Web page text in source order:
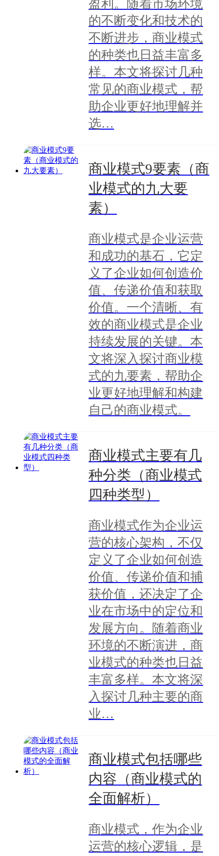
盈利。随着市场环境
的不断变化和技术的
不断进步，商业模式
的种类也日益丰富多
样。本文将探讨几种
常见的商业模式，帮
助企业更好地理解并
选…
商业模式9要素（商
业模式的九大要
素）
商业模式是企业运营
和成功的基石，它定
义了企业如何创造价
值、传递价值和获取
价值。一个清晰、有
效的商业模式是企业
持续发展的关键。本
文将深入探讨商业模
式的九要素，帮助企
业更好地理解和构建
自己的商业模式。
商业模式主要有几
种分类（商业模式
四种类型）
商业模式作为企业运
营的核心架构，不仅
定义了企业如何创造
价值、传递价值和捕
获价值，还决定了企
业在市场中的定位和
发展方向。随着商业
环境的不断演进，商
业模式的种类也日益
丰富多样。本文将深
入探讨几种主要的商
业…
商业模式包括哪些
内容（商业模式的
全面解析）
商业模式，作为企业
运营的核心逻辑，是